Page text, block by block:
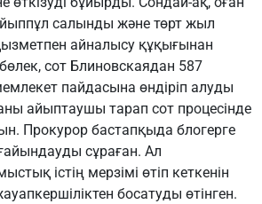
салынды және төрт жыл
айналысу құқығынан
сот Блиновскаядан 587
пайдасына өндіріп алуды
айыптаушы тарап сот процесінде
Прокурор бастапқыда блогерге
сұраған. Ал
істің мерзімі өтіп кеткенін
босатуды өтінген.